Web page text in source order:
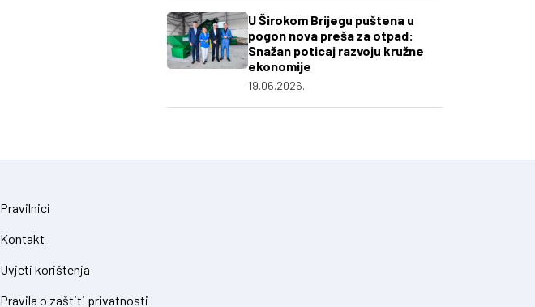
U Širokom Brijegu puštena u
pogon nova preša za otpad:
Snažan poticaj razvoju kružne
ekonomije
19.06.2026.
Pravilnici
Kontakt
Uvjeti korištenja
Pravila o zaštiti privatnosti